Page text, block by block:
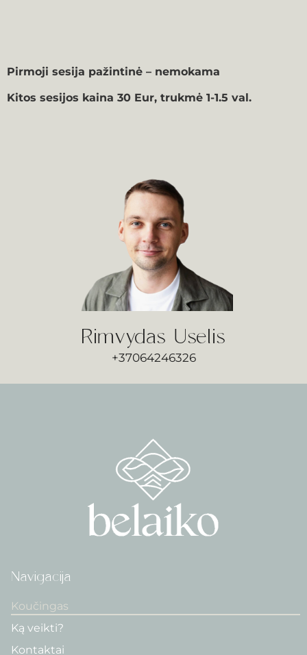
Pirmoji sesija pažintinė – nemokama
Kitos sesijos kaina 30 Eur, trukmė 1-1.5 val.
Rimvydas Uselis
+37064246326
Navigacija
Koučingas
Ką veikti?
Kontaktai